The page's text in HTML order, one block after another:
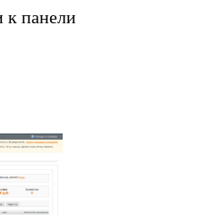
панели